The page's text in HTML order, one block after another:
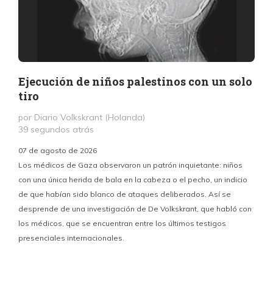
Ejecución de niños palestinos con un solo
tiro
por Diario Volkskrant (Holanda)
39 segundos atrás
07 de agosto de 2026
Los médicos de Gaza observaron un patrón inquietante: niños
con una única herida de bala en la cabeza o el pecho, un indicio
de que habían sido blanco de ataques deliberados. Así se
desprende de una investigación de De Volkskrant, que habló con
los médicos, que se encuentran entre los últimos testigos
presenciales internacionales.